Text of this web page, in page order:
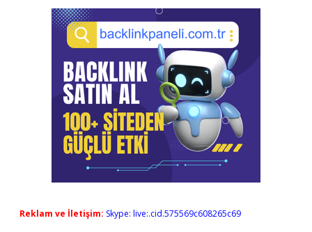
Reklam ve İletişim: Skype: live:.cid.575569c608265c69